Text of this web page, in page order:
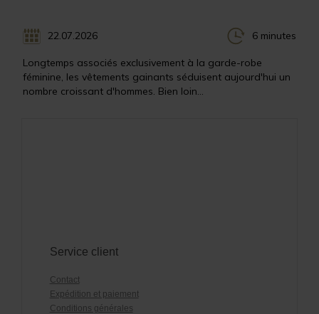
22.07.2026 6 minutes
Longtemps associés exclusivement à la garde-robe
féminine, les vêtements gainants séduisent aujourd'hui un
nombre croissant d'hommes. Bien loin...
Service client
Contact
Expédition et paiement
Conditions générales